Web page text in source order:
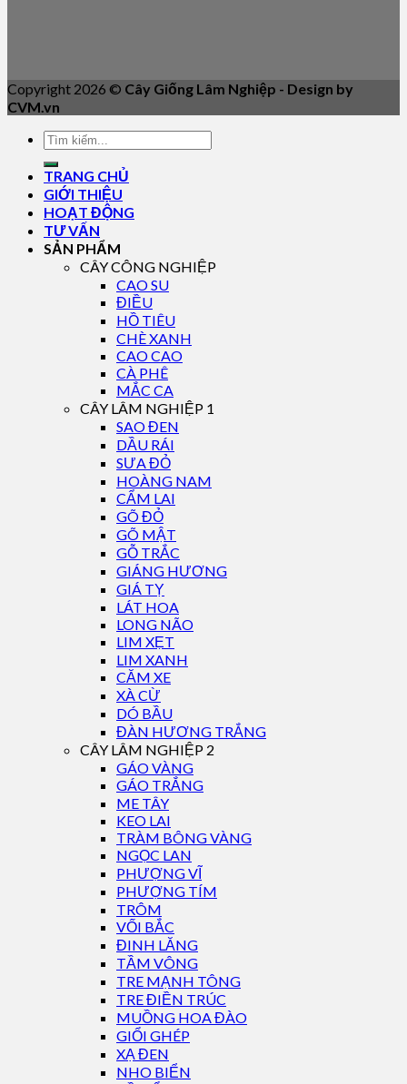
Copyright 2026 © Cây Giống Lâm Nghiệp - Design by
CVM.vn
TRANG CHỦ
GIỚI THIỆU
HOẠT ĐỘNG
TƯ VẤN
SẢN PHẨM
CÂY CÔNG NGHIỆP
CAO SU
ĐIỀU
HỒ TIÊU
CHÈ XANH
CAO CAO
CÀ PHÊ
MẮC CA
CÂY LÂM NGHIỆP 1
SAO ĐEN
DẦU RÁI
SƯA ĐỎ
HOÀNG NAM
CẨM LAI
GÕ ĐỎ
GÕ MẬT
GỖ TRẮC
GIÁNG HƯƠNG
GIÁ TỴ
LÁT HOA
LONG NÃO
LIM XẸT
LIM XANH
CĂM XE
XÀ CỪ
DÓ BẦU
ĐÀN HƯƠNG TRẮNG
CÂY LÂM NGHIỆP 2
GÁO VÀNG
GÁO TRẮNG
ME TÂY
KEO LAI
TRÀM BÔNG VÀNG
NGỌC LAN
PHƯỢNG VĨ
PHƯỢNG TÍM
TRÔM
VỐI BẮC
ĐINH LĂNG
TẦM VÔNG
TRE MẠNH TÔNG
TRE ĐIỀN TRÚC
MUỒNG HOA ĐÀO
GIỔI GHÉP
XẠ ĐEN
NHO BIỂN